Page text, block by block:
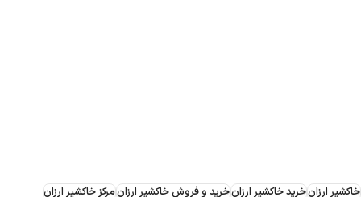
خاکشیر ارزانخرید خاکشیر ارزانخرید و فروش خاکشیر ارزانمرکز خاکشیر ارزان